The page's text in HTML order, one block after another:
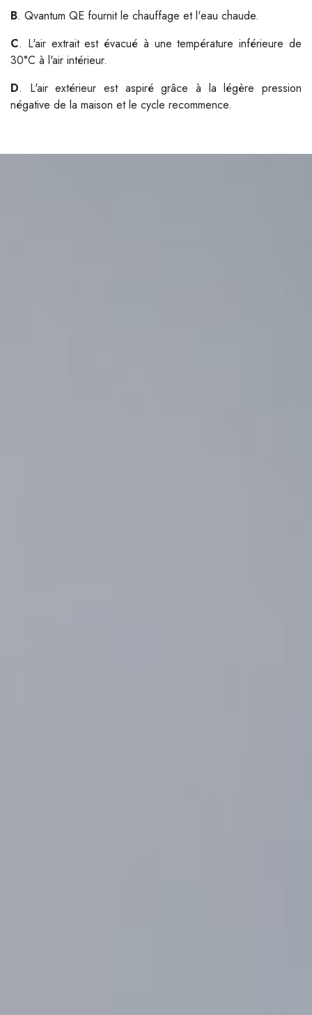
B. Qvantum QE fournit le chauffage et l'eau chaude.
C. L'air extrait est évacué à une température inférieure de
30°C à l'air intérieur.
D. L'air extérieur est aspiré grâce à la légère pression
négative de la maison et le cycle recommence.